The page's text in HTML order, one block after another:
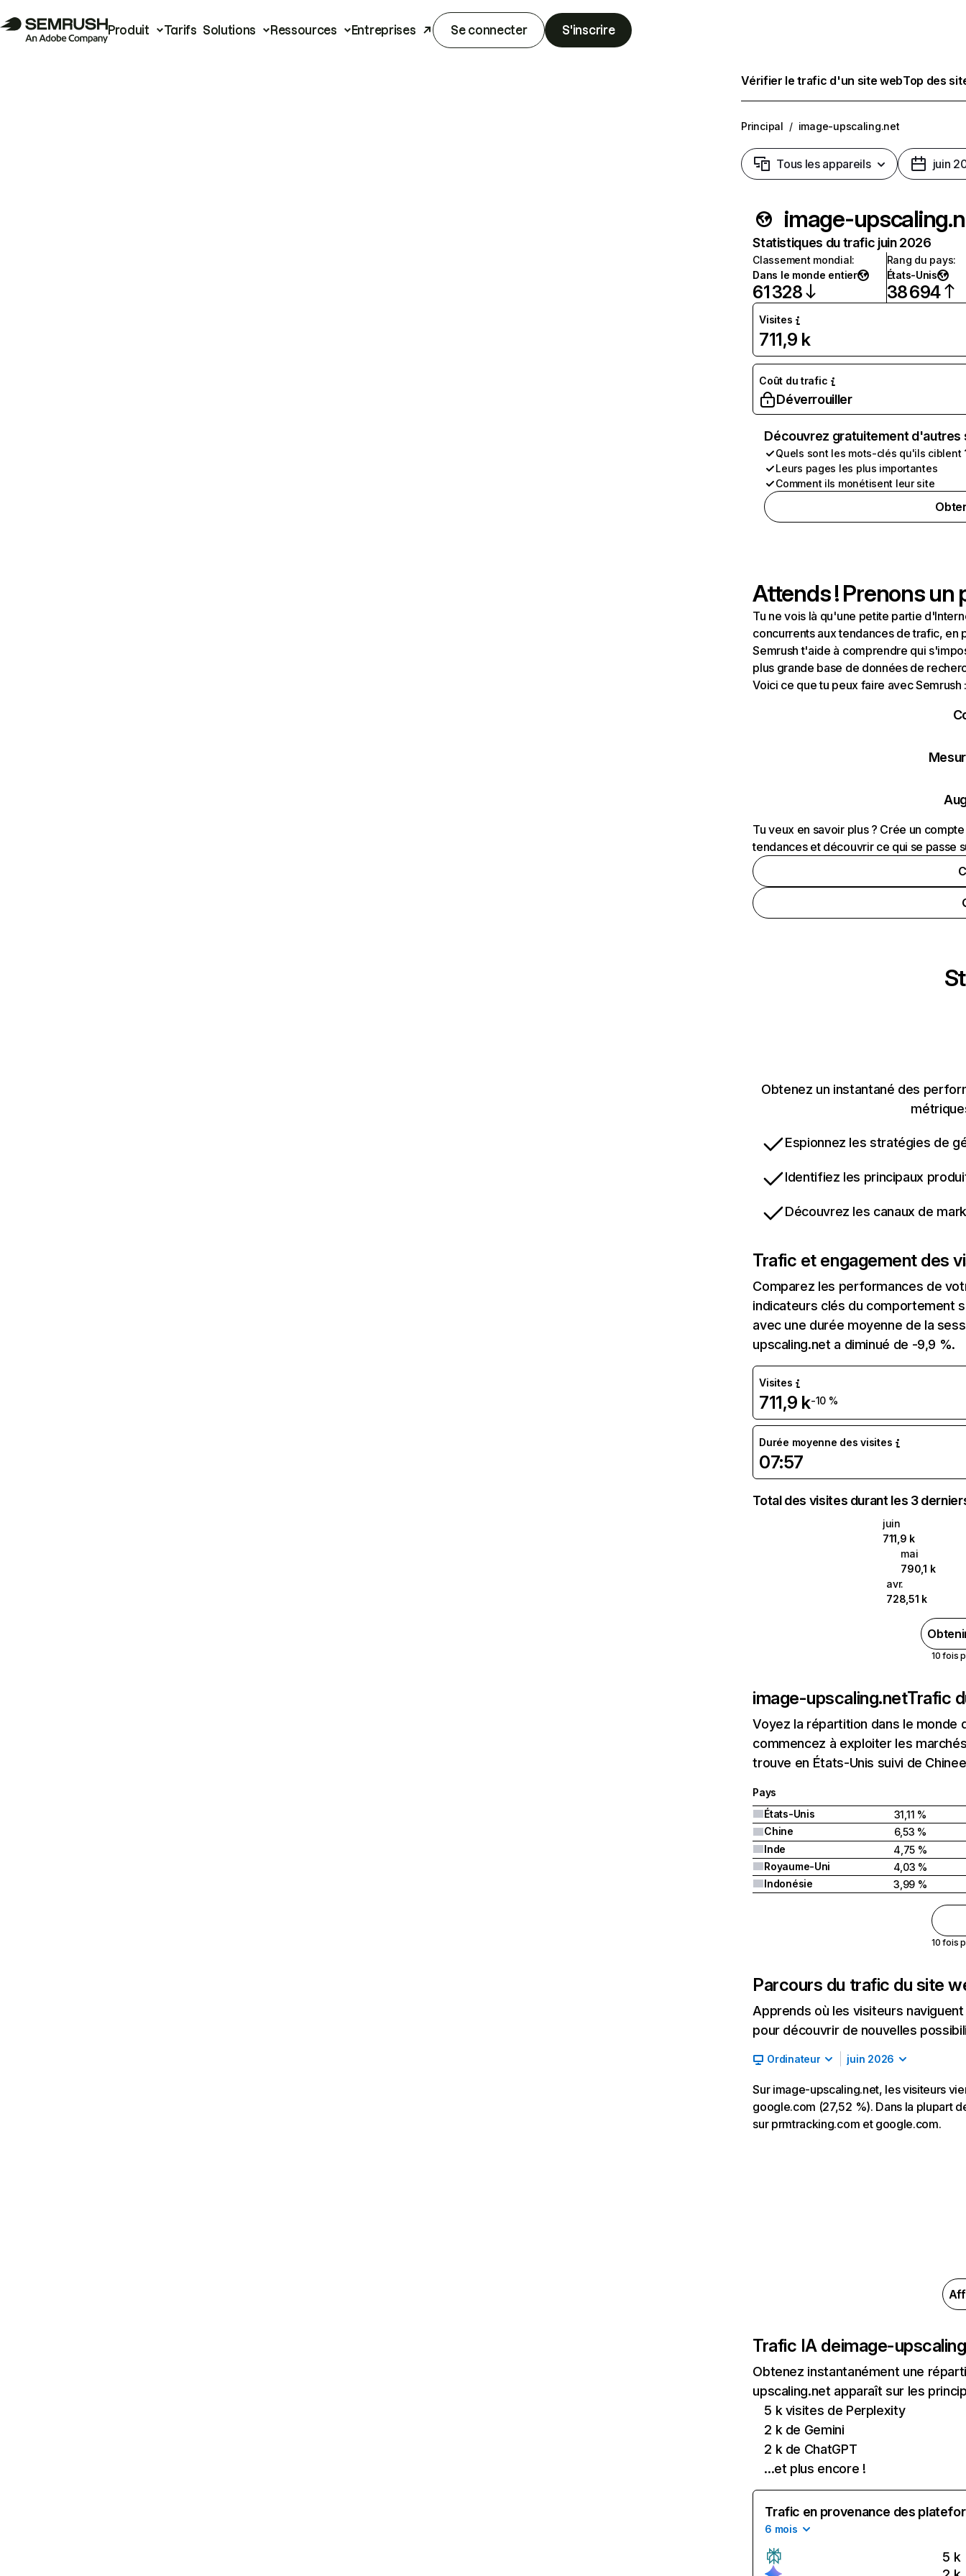
Produit Tarifs Solutions Ressources Entreprises Se connecter S'inscrire
Vérifier le trafic d'un site webTop des
Principal / image-upscaling.net
Tous les appareils juin
image-
Statistiques du trafic juin 2026
Classement mondial:
Dans le monde entier
61 328
Rang du pays:
États-Unis
38 694
Visites
711,9 k
Coût du trafic
Déverrouiller
Découvrez gratuitement
Quels sont les mots-clés qu'ils ciblent
Leurs pages les plus importantes
Comment ils monétisent leur site
Attends ! Prenons un
Tu ne vois là qu'une petite partie
concurrents aux tendances de trafic, en
Semrush t'aide à comprendre qui
plus grande base de données de
Voici ce que tu peux faire avec Semrush
Tu veux en savoir plus ? Crée un
tendances et découvrir ce qui se passe
Obtenez un instantané des
Espionnez les stratégies de
Identifiez les principaux
Découvrez les canaux de
Trafic et engagement des
Comparez les performances de
indicateurs clés du comportement
avec une durée moyenne de la
upscaling.net a diminué de -9,9 %.
Visites
711,9 k-10 %
Durée moyenne des visites
07:57
Total des visites durant les 3
juin
711,9 k
mai
790,1 k
avr.
728,51 k
10 fois
image-upscaling.netTrafic
Voyez la répartition dans le
commencez à exploiter les
trouve en États-Unis suivi de
Pays
États-Unis
31,11 %
Chine
6,53 %
Inde
4,75 %
Royaume-Uni
4,03 %
Indonésie
3,99 %
10 fois
Parcours du trafic du site
Apprends où les visiteurs
pour découvrir de nouvelles
Ordinateur juin 2026
Sur image-upscaling.net, les visiteurs
google.com (27,52 %). Dans la plupart
sur prmtracking.com et google.com.
Trafic IA deimage-
Obtenez instantanément une
upscaling.net apparaît sur les
5 k visites de Perplexity
2 k de Gemini
2 k de ChatGPT
...et plus encore !
Trafic en provenance des
6 mois
5 k